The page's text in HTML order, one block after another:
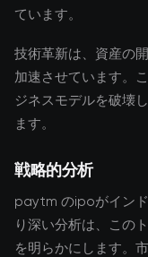
ています。
技術革新は、資産の
加速させています。
ジネスモデルを破壊
ます。
戦略的分析
paytm のipoがイン
り深い分析は、この
を明らかにします。